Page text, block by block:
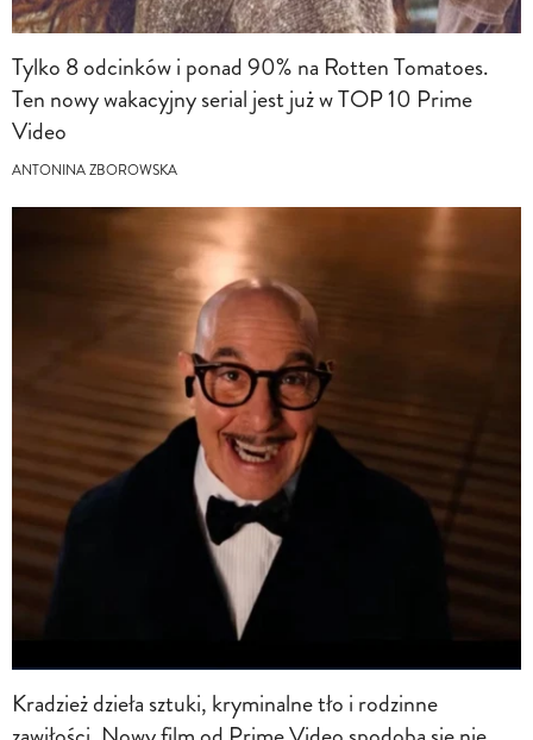
Tylko 8 odcinków i ponad 90% na Rotten Tomatoes.
Ten nowy wakacyjny serial jest już w TOP 10 Prime
Video
ANTONINA ZBOROWSKA
Kradzież dzieła sztuki, kryminalne tło i rodzinne